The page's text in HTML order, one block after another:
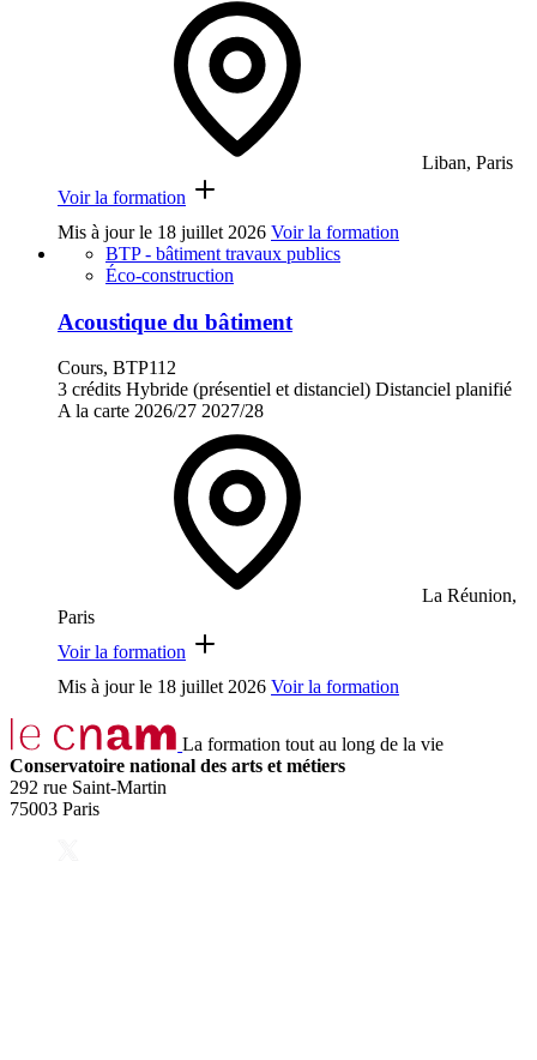
Liban, Paris
Voir la formation
Mis à jour le 18 juillet 2026 Voir la formation
BTP - bâtiment travaux publics
Éco-construction
Acoustique du bâtiment
Cours, BTP112
3 crédits Hybride (présentiel et distanciel) Distanciel planifié
A la carte 2026/27 2027/28
La Réunion,
Paris
Voir la formation
Mis à jour le 18 juillet 2026 Voir la formation
La formation tout au long de la vie
Conservatoire national des arts et métiers
292 rue Saint-Martin
75003 Paris